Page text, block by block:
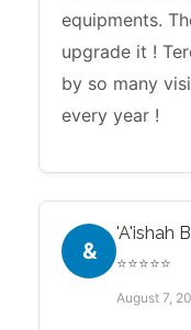
equipments.
upgrade it !
by so many
every year !
&
'A'ishah
⭐⭐⭐⭐⭐
August 7,